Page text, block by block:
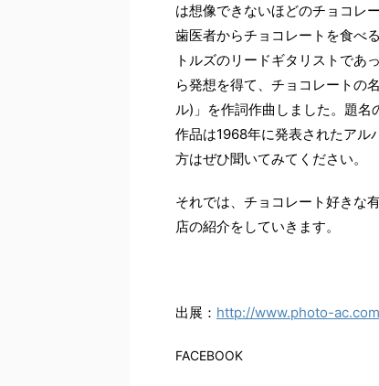
は想像できないほどのチョコレ
歯医者からチョコレートを食べ
トルズのリードギタリストであ
ら発想を得て、チョコレートの
ル)」を作詞作曲しました。題
作品は1968年に発表されたアル
方はぜひ聞いてみてください。
それでは、チョコレート好きな
店の紹介をしていきます。
出展： http://www.photo-
FACEBOOK